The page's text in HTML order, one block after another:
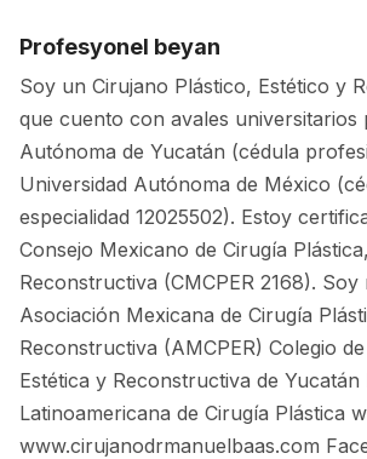
Profesyonel beyan
Soy un Cirujano Plástico, Estético y
que cuento con avales universitarios
Autónoma de Yucatán (cédula
Universidad Autónoma de México
especialidad 12025502). Estoy
Consejo Mexicano de Cirugía
Reconstructiva (CMCPER 2168). Soy
Asociación Mexicana de Cirugía
Reconstructiva (AMCPER) Colegio
Estética y Reconstructiva de
Latinoamericana de Cirugía Plástica
www.cirujanodrmanuelbaas.com